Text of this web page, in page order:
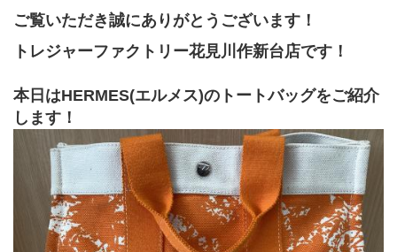
ご覧いただき誠にありがとうございます！
トレジャーファクトリー花見川作新台店です！
本日はHERMES(エルメス)のトートバッグをご紹介
します！